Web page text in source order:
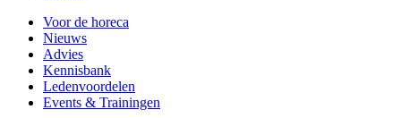
Voor de horeca
Nieuws
Advies
Kennisbank
Ledenvoordelen
Events & Trainingen